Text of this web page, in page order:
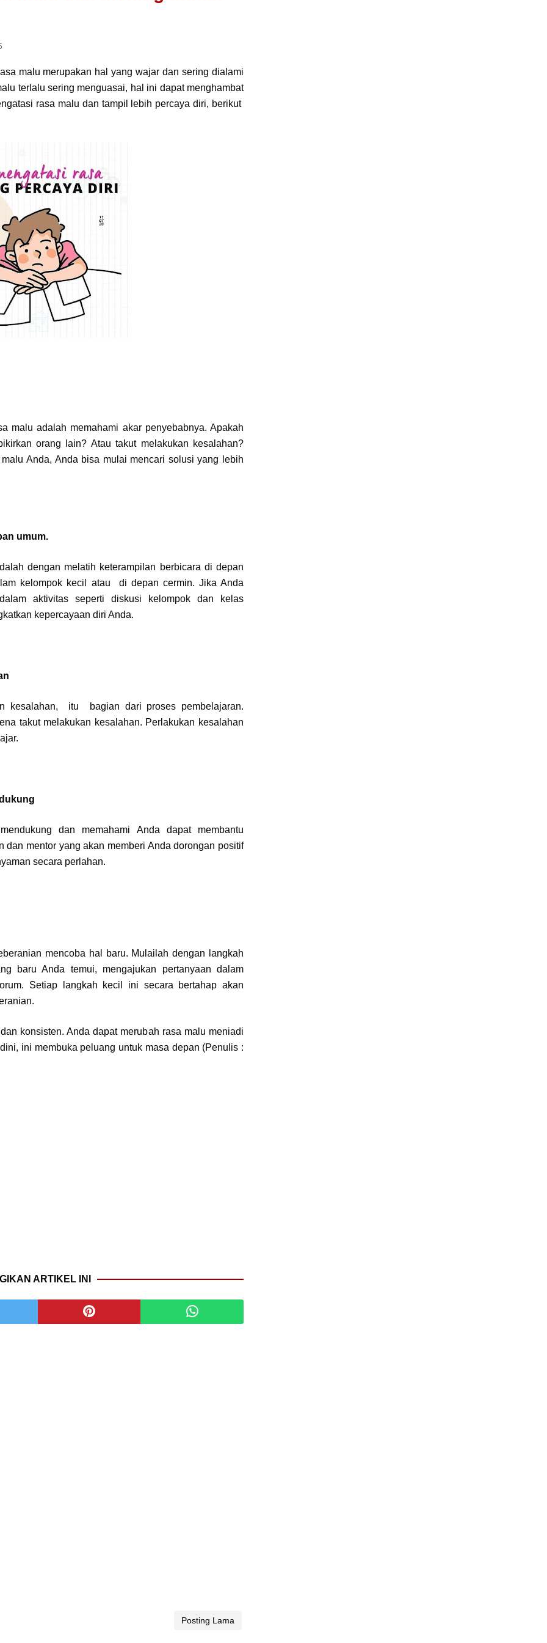
malu merupakan hal yang wajar dan sering dialami
terlalu sering menguasai, hal ini dapat menghambat
rasa malu dan tampil lebih percaya diri, berikut
malu adalah memahami akar penyebabnya. Apakah
orang lain? Atau takut melakukan kesalahan?
Anda, Anda bisa mulai mencari solusi yang lebih
umum.
dengan melatih keterampilan berbicara di depan
kelompok kecil atau di depan cermin. Jika Anda
aktivitas seperti diskusi kelompok dan kelas
kepercayaan diri Anda.
kesalahan, itu bagian dari proses pembelajaran.
takut melakukan kesalahan. Perlakukan kesalahan
dan memahami Anda dapat membantu
dan mentor yang akan memberi Anda dorongan positif
secara perlahan.
mencoba hal baru. Mulailah dengan langkah
baru Anda temui, mengajukan pertanyaan dalam
Setiap langkah kecil ini secara bertahap akan
konsisten. Anda dapat merubah rasa malu meniadi
ini membuka peluang untuk masa depan (Penulis :
ARTIKEL INI
Posting Lama